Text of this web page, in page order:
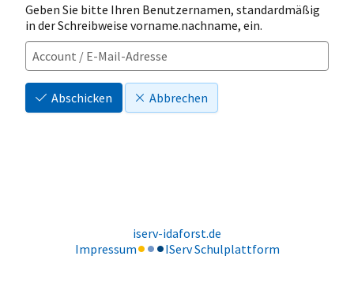
Geben Sie bitte Ihren Benutzernamen, standardmäßig
in der Schreibweise vorname.nachname, ein.
Abschicken Abbrechen
iserv-idaforst.de
Impressum
IServ Schulplattform